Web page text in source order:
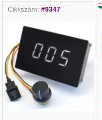
Cikkszám: #9347